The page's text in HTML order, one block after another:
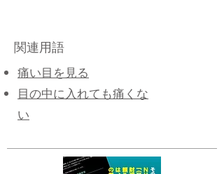
関連用語
​痛い目を見る
​目の中に入れても痛くな
い